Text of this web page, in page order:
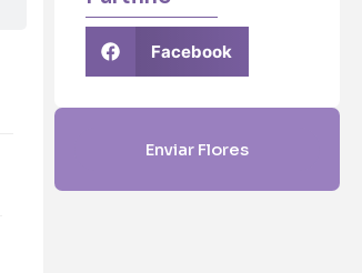
Facebook
Enviar Flores